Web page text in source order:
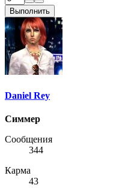
Выполнить
Daniel Rey
Симмер
Сообщения
344
Карма
43